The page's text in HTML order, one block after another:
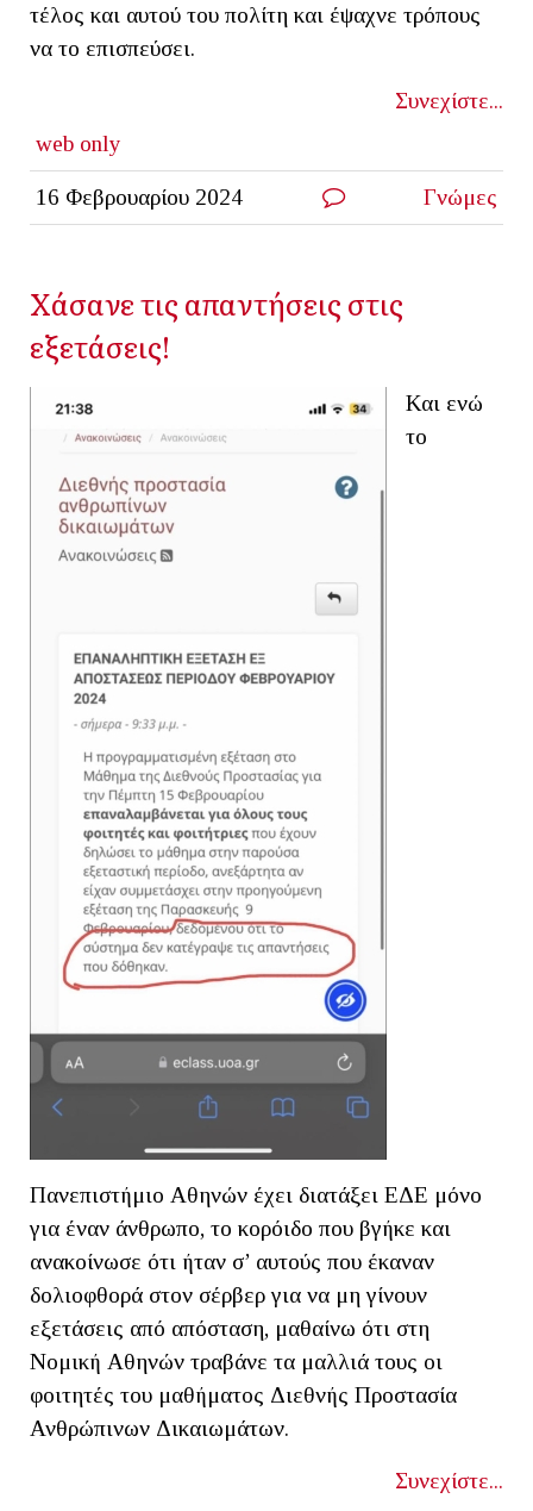
τέλος και αυτού του πολίτη και έψαχνε τρόπους
να το επισπεύσει.
Συνεχίστε...
web only
16 Φεβρουαρίου 2024 Γνώμες
Χάσανε τις απαντήσεις στις
εξετάσεις!
Και ενώ
το
Πανεπιστήμιο Αθηνών έχει διατάξει ΕΔΕ μόνο
για έναν άνθρωπο, το κορόιδο που βγήκε και
ανακοίνωσε ότι ήταν σ’ αυτούς που έκαναν
δολιοφθορά στον σέρβερ για να μη γίνουν
εξετάσεις από απόσταση, μαθαίνω ότι στη
Νομική Αθηνών τραβάνε τα μαλλιά τους οι
φοιτητές του μαθήματος Διεθνής Προστασία
Ανθρώπινων Δικαιωμάτων.
Συνεχίστε...